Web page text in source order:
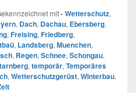
mit- Wetterschutz,
, Dach, Dachau, Ebersberg,
, Freising, Friedberg,
, Landsberg, Muenchen,
, Regen, Schnee, Schongau,
, temporär, Temporäres
, Wetterschutzgerüst, Winterbau,